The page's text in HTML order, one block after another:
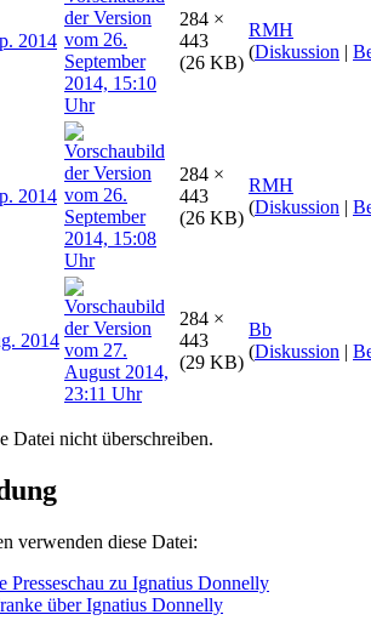
2014
284 ×
443
(26 KB)
RMH
(Diskussion |
2014
284 ×
443
(26 KB)
RMH
(Diskussion |
2014
284 ×
443
(29 KB)
Bb
(Diskussion |
Datei nicht überschreiben.
verwenden diese Datei:
Presseschau zu Ignatius Donnelly
über Ignatius Donnelly